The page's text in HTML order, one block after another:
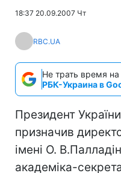
18:37 20.09.2007 Чт
RBC.UA
Не трать время
РБК-Украина в
Президент
призначив
імені О.
академіка-